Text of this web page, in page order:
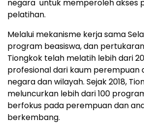
negara untuk memperoleh akses
pelatihan.
Melalui mekanisme kerja sama
program beasiswa, dan
Tiongkok telah melatih lebih dari
profesional dari kaum perempuan
negara dan wilayah. Sejak 2018,
meluncurkan lebih dari 100
berfokus pada perempuan dan
berkembang.